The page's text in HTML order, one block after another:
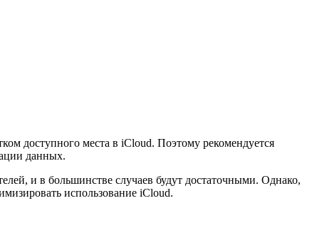
доступного места в iCloud. Поэтому рекомендуется
данных.
и в большинстве случаев будут достаточными. Однако,
использование iCloud.